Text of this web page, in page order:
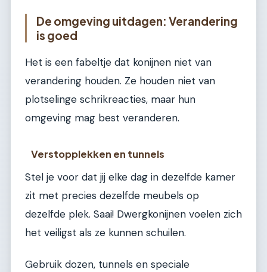
De omgeving uitdagen: Verandering
is goed
Het is een fabeltje dat konijnen niet van
verandering houden. Ze houden niet van
plotselinge schrikreacties, maar hun
omgeving mag best veranderen.
Verstopplekken en tunnels
Stel je voor dat jij elke dag in dezelfde kamer
zit met precies dezelfde meubels op
dezelfde plek. Saai! Dwergkonijnen voelen zich
het veiligst als ze kunnen schuilen.
Gebruik dozen, tunnels en speciale